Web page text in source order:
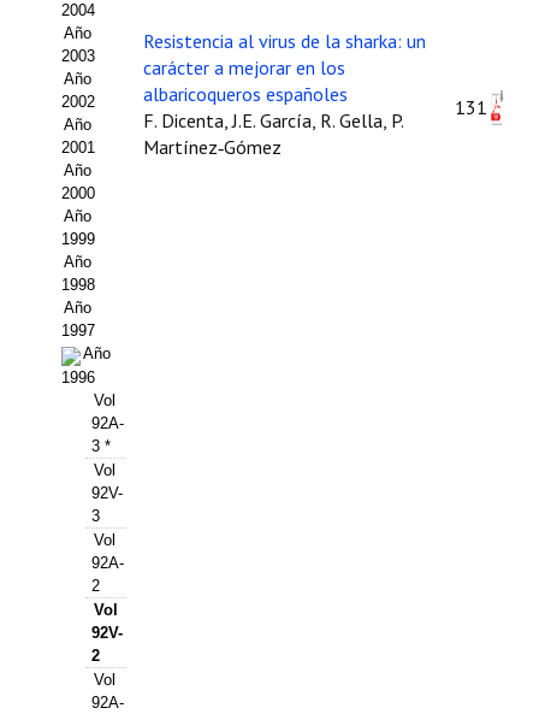
Premio Jóvenes Investigadores
Buscador de Comunicaciones
Buscador de Comunicaciones
CONTACTO
BUSCADOR
2004
Año
2003
Año
2002
Año
2001
Año
2000
Año
1999
Año
1998
Año
1997
Año
1996
Vol
92A-
3 *
Vol
92V-
3
Vol
92A-
2
Vol
92V-
2
Vol
92A-
Resistencia al virus de la sharka: un
carácter a mejorar en los
albaricoqueros españoles
F. Dicenta, J.E. García, R. Gella, P.
Martínez‑Gómez
131